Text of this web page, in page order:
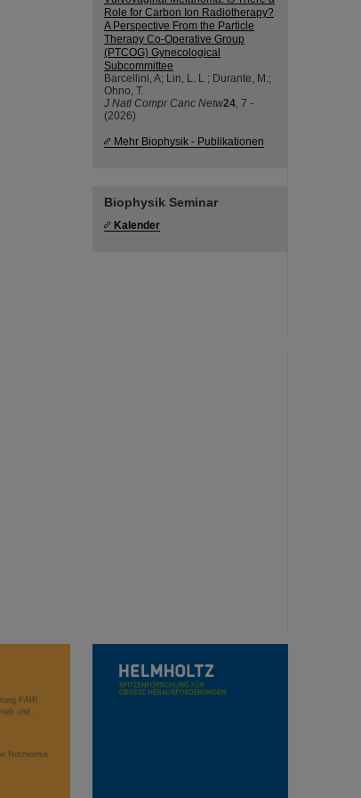
Role for Carbon Ion Radiotherapy?
A Perspective From the Particle
Therapy Co-Operative Group
(PTCOG) Gynecological
Subcommittee
Barcellini, A; Lin, L. L ; Durante, M.;
Ohno, T.
J Natl Compr Canc Netw24 , 7 -
(2026)
Mehr Biophysik - Publikationen
Biophysik Seminar
Kalender
FAIR
und -
Netzwerke